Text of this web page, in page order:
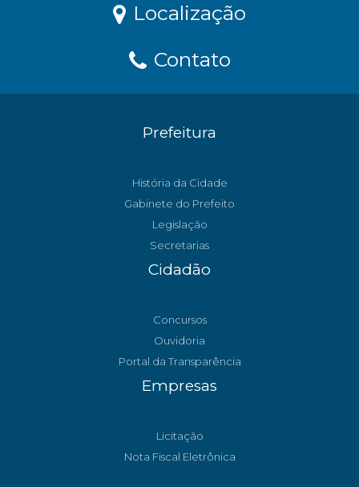
Localização
Contato
Prefeitura
História da Cidade
Gabinete do Prefeito
Legislação
Secretarias
Cidadão
Concursos
Ouvidoria
Portal da Transparência
Empresas
Licitação
Nota Fiscal Eletrônica